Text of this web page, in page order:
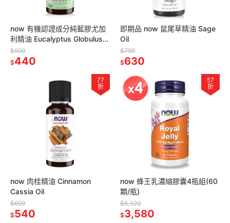
now 有機認證成分純藍膠尤加
利精油 Eucalyptus Globulus
Oil, Organic
$599
$440
即期品 now 鼠尾草精油 Sage
Oil
$799
$630
77
折
now 肉桂精油 Cinnamon
Cassia Oil
$699
$540
57
折
now 蜂王乳濃縮膠囊4瓶組(60
顆/瓶)
$6,320
$3,580